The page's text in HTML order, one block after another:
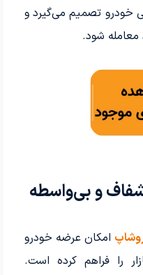
خودرو تصمیم می‌گیرد و
معامله شود.
و بی‌واسطه
امکان عرضه خودرو
را فراهم کرده است.